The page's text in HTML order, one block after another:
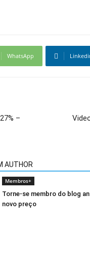
WhatsApp
–
AUTHOR
Membros+
Torne-se membro do blog
novo preço